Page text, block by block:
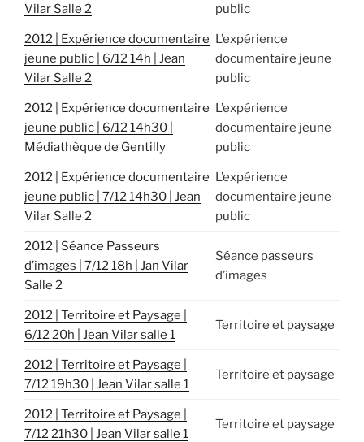
Vilar Salle 2
public
2012 | Expérience documentaire
jeune public | 6/12 14h | Jean
Vilar Salle 2
L’expérience
documentaire jeune
public
2012 | Expérience documentaire
jeune public | 6/12 14h30 |
Médiathèque de Gentilly
L’expérience
documentaire jeune
public
2012 | Expérience documentaire
jeune public | 7/12 14h30 | Jean
Vilar Salle 2
L’expérience
documentaire jeune
public
2012 | Séance Passeurs
d’images | 7/12 18h | Jan Vilar
Salle 2
Séance passeurs
d’images
2012 | Territoire et Paysage |
6/12 20h | Jean Vilar salle 1
Territoire et paysage
2012 | Territoire et Paysage |
7/12 19h30 | Jean Vilar salle 1
Territoire et paysage
2012 | Territoire et Paysage |
7/12 21h30 | Jean Vilar salle 1
Territoire et paysage